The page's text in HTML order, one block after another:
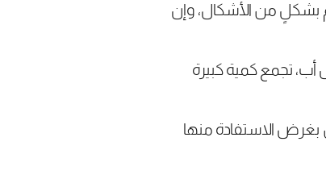
بشكلٍ من الأشكال، وإن
أب، تجمع كمية كبيرة
بغرض الاستفادة منها